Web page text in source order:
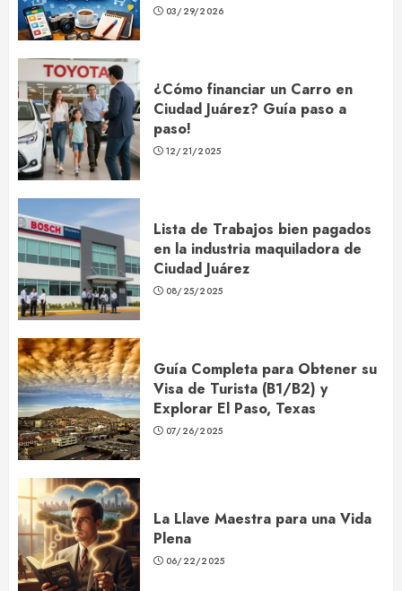
03/29/2026
¿Cómo financiar un Carro en
Ciudad Juárez? Guía paso a
paso!
12/21/2025
Lista de Trabajos bien pagados
en la industria maquiladora de
Ciudad Juárez
08/25/2025
Guía Completa para Obtener su
Visa de Turista (B1/B2) y
Explorar El Paso, Texas
07/26/2025
La Llave Maestra para una Vida
Plena
06/22/2025